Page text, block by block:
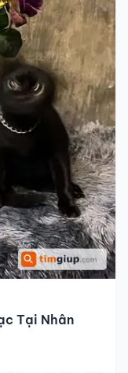
Tại Nhân